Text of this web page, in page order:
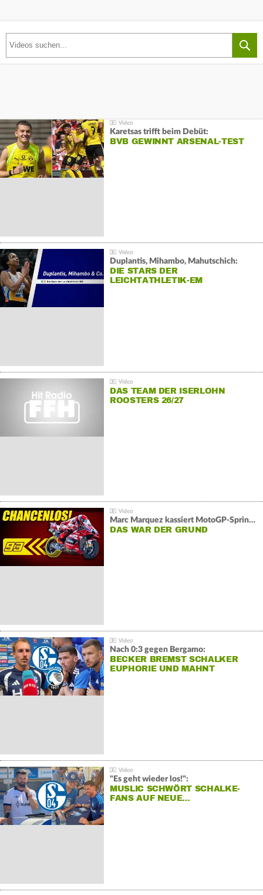
Karetsas trifft beim Debüt:
BVB GEWINNT ARSENAL-TEST
Duplantis, Mihambo, Mahutschich:
DIE STARS DER
LEICHTATHLETIK-EM
DAS TEAM DER ISERLOHN
ROOSTERS 26/27
Marc Marquez kassiert MotoGP-Sprint-Schlappe:
DAS WAR DER GRUND
Nach 0:3 gegen Bergamo:
BECKER BREMST SCHALKER
EUPHORIE UND MAHNT
"Es geht wieder los!":
MUSLIC SCHWÖRT SCHALKE-
FANS AUF NEUE…